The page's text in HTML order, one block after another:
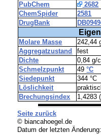
PubChem
2682
ChemSpider
2581
DrugBank
Molare Masse 242,44
Aggregatzustand
fest
Dichte
0,84 g/
Schmelzpunkt 49°C
Siedepunkt
344 °C
Löslichkeit
Brechungsindex
1,4283
Seite zurück
© biancahoegel.de
Datum der letzten Änderung: